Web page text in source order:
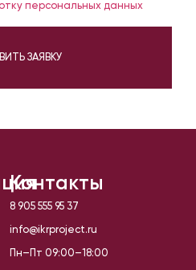
персональных данных
ЗАЯВКУ
Контакты
8 905 555 95 37
info@ikrproject.ru
Пн–Пт 09:00–18:00